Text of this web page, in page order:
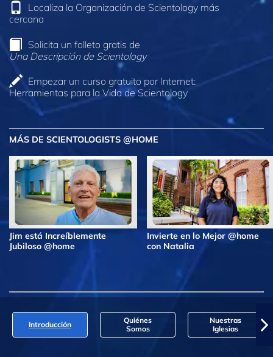
Localiza la Organización de Scientology más
cercana
Solicita un folleto gratis de
Una Descripción de Scientology
Empezar un curso gratuito por Internet:
Herramientas para la Vida de Scientology
MÁS DE SCIENTOLOGISTS @HOME
Jim está Increíblemente
Jubiloso @home
Invierte en lo Mejor @home
con Natalia
Introducción
Quiénes
Somos
Nuestras
Iglesias